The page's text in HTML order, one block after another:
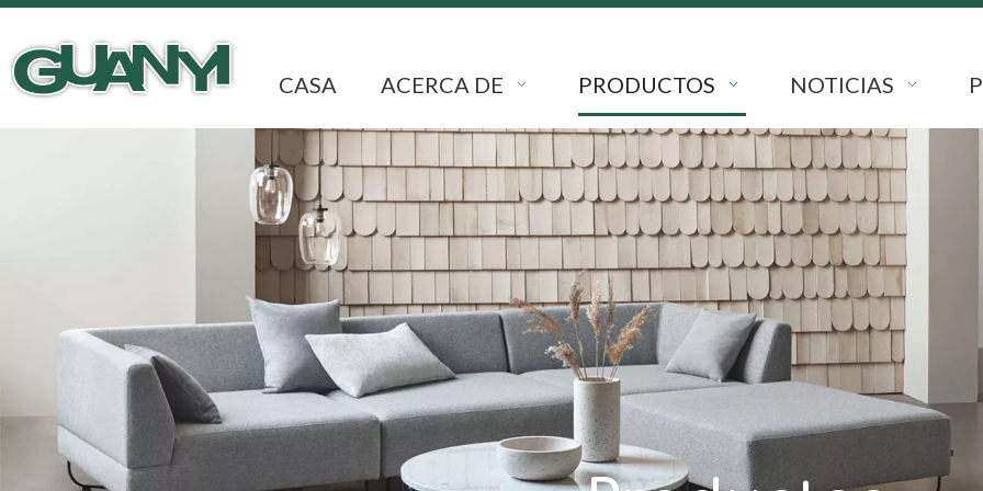
CASA ACERCA DE PRODUCTOS NOTICIAS